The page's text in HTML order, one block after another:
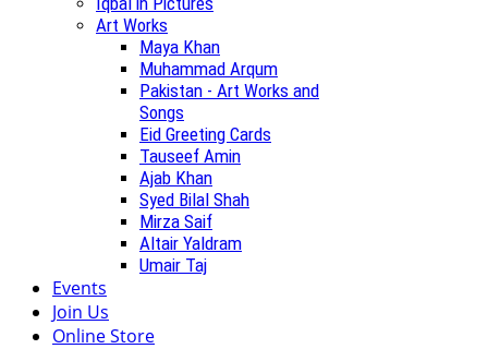
Art Works
Maya Khan
Muhammad Arqum
Pakistan - Art Works and
Songs
Eid Greeting Cards
Tauseef Amin
Ajab Khan
Syed Bilal Shah
Mirza Saif
Altair Yaldram
Umair Taj
Events
Join Us
Online Store